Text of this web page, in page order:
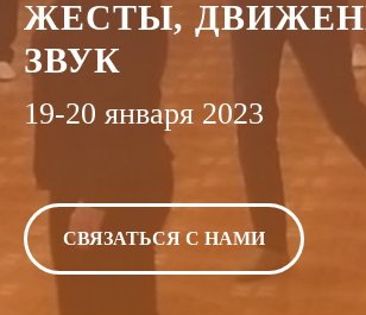
ЖЕСТЫ,
ЗВУК
19-20 января 2023
СВЯЗАТЬСЯ С НАМИ